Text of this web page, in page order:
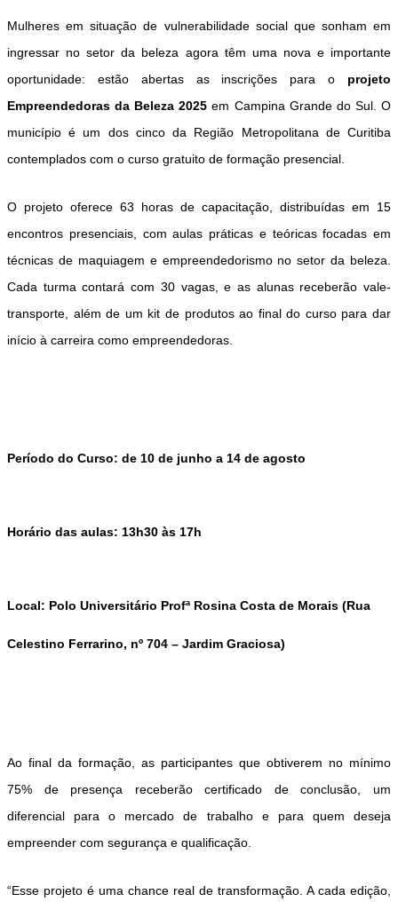
Mulheres em situação de vulnerabilidade social que sonham em
ingressar no setor da beleza agora têm uma nova e importante
oportunidade: estão abertas as inscrições para o projeto
Empreendedoras da Beleza 2025 em Campina Grande do Sul. O
município é um dos cinco da Região Metropolitana de Curitiba
contemplados com o curso gratuito de formação presencial.
O projeto oferece 63 horas de capacitação , distribuídas em 15
encontros presenciais, com aulas práticas e teóricas focadas em
técnicas de maquiagem e empreendedorismo no setor da beleza
Cada turma contará com 30 vagas, e as alunas receberãovale-
transporte , além de um kit de produtos ao final do cursopara dar
início à carreira como empreendedoras.
Período do Curso: de 10 de junho a 14 de agosto
Horário das aulas: 13h30 às 17h
Local: Polo Universitário Profª Rosina Costa de Morais (Rua
Celestino Ferrarino, nº 704 – Jardim Graciosa)
Ao final da formação, as participantes que obtiverem no mínimo
75% de presença receberãocertificado de conclusão , um
diferencial para o mercado de trabalho e para quem deseja
empreender com segurança e qualificação.
“Esse projeto é uma chance real de transformação. A cada edição,